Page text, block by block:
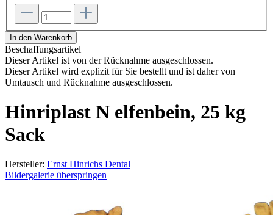
In den Warenkorb
Beschaffungsartikel
Dieser Artikel ist von der Rücknahme ausgeschlossen.
Dieser Artikel wird explizit für Sie bestellt und ist daher von
Umtausch und Rücknahme ausgeschlossen.
Hinriplast N elfenbein, 25 kg
Sack
Hersteller: Ernst Hinrichs Dental
Bildergalerie überspringen